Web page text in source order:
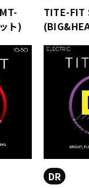
ト)
TITE-FIT
DR